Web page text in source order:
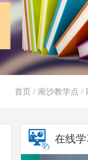
首页 / 南沙教学点 /
在线学